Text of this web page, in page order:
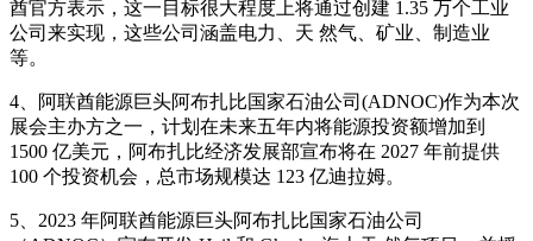
酋官方表示，这一目标很大程度上将通过创建 1.35 万个工业
公司来实现，这些公司涵盖电力、天 然气、矿业、制造业
等。
4、阿联酋能源巨头阿布扎比国家石油公司(ADNOC)作为本次
展会主办方之一，计划在未来五年内将能源投资额增加到
1500 亿美元，阿布扎比经济发展部宣布将在 2027 年前提供
100 个投资机会，总市场规模达 123 亿迪拉姆。
5、2023 年阿联酋能源巨头阿布扎比国家石油公司